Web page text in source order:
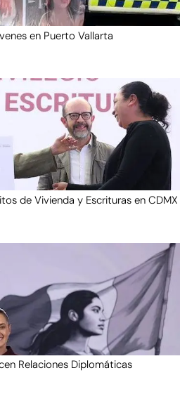
en Puerto Vallarta
de Vivienda y Escrituras en CDMX
Relaciones Diplomáticas